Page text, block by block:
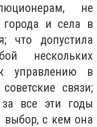
не
города и села в
что допустила
нескольких
управлению в
связи;
все эти годы
выбор, с кем она